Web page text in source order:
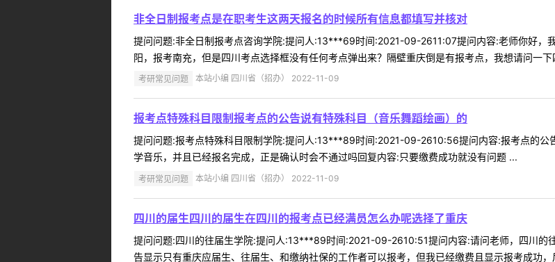
非全日制报考点是在职考生这两天报名的时候所有信息都填写并核对
提问问题:非全日制报考点咨询学院:提问人:13***69时间:2021-09-2611:07提问内容:老师你好，
阳，报考南充，但是四川考点选择框没有任何考点弹出来？隔壁重庆倒是有报考点，我想请问一
考研常见问题 本站小编 四川省（招办） 2022-11-09
报考点特殊科目限制报考点的公告说有特殊科目（音乐舞蹈绘画）的
提问问题:报考点特殊科目限制学院:提问人:13***89时间:2021-09-2610:56提问内容:报考点的公
学音乐，并且已经报名完成，正是确认时会不通过吗回复内容:只要缴费成功就没有问题 ...
考研常见问题 本站小编 四川省（招办） 2022-11-09
四川的届生四川的届生在四川的报考点已经满员怎么办呢选择了重庆
提问问题:四川的往届生学院:提问人:13***89时间:2021-09-2610:51提问内容:请问老师，四川的
告显示只有重庆应届生、往届生、和缴纳社保的工作者可以报考，但我已经缴费且显示报考成功